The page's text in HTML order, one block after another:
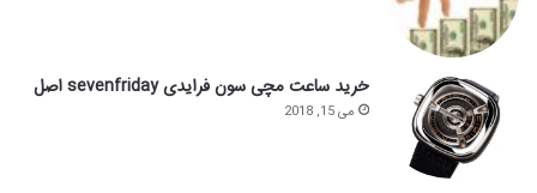
خرید ساعت مچی سون فرایدی sevenfriday اصل
می 15, 2018